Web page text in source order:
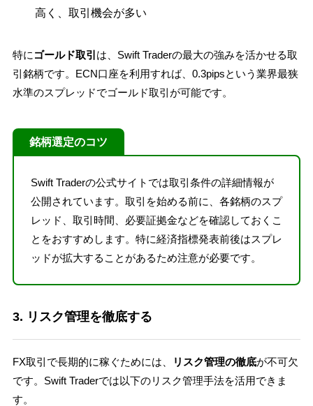
高く、取引機会が多い
特に ゴールド取引 は、Swift Traderの最大の強みを活かせる取
引銘柄です。ECN口座を利用すれば、0.3pipsという業界最狭
水準のスプレッドでゴールド取引が可能です。
銘柄選定のコツ
Swift Traderの公式サイトでは取引条件の詳細情報が
公開されています。取引を始める前に、各銘柄のスプ
レッド、取引時間、必要証拠金などを確認しておくこ
とをおすすめします。特に経済指標発表前後はスプレ
ッドが拡大することがあるため注意が必要です。
3. リスク管理を徹底する
FX取引で長期的に稼ぐためには、 リスク管理の徹底が不可欠
です。Swift Traderでは以下のリスク管理手法を活用できま
す。